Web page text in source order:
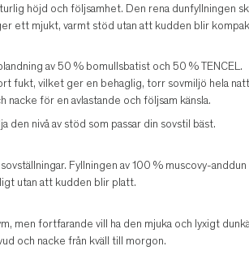
höjd och följsamhet. Den rena dunfyllningen
ett mjukt, varmt stöd utan att kudden blir
av 50 % bomullsbatist och 50 % TENCEL.
fukt, vilket ger en behaglig, torr sovmiljö hela
nacke för en avlastande och följsam känsla.
den nivå av stöd som passar din sovstil bäst.
Fyllningen av 100 % muscovy-
utan att kudden blir platt.
men fortfarande vill ha den mjuka och lyxigt
och nacke från kväll till morgon.